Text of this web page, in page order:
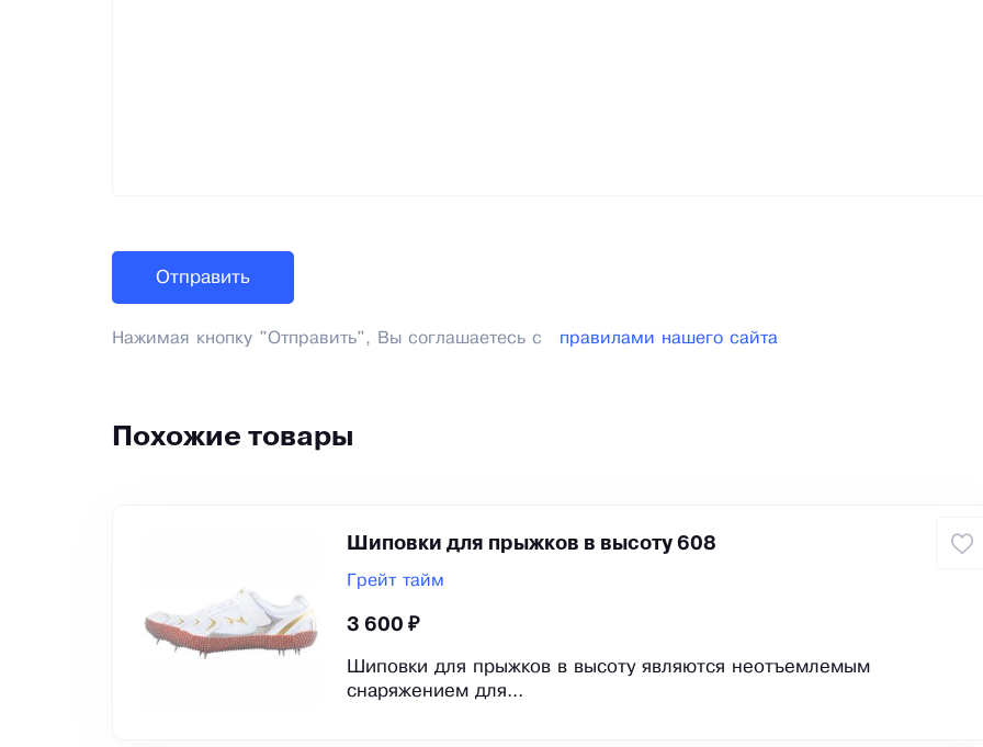
Нажимая кнопку "Отправить", Вы соглашаетесь с правилами нашего сайта
Похожие товары
Шиповки для прыжков в высоту 608
Грейт тайм
3 600 ₽
Шиповки для прыжков в высоту являются неотъемлемым
снаряжением для...